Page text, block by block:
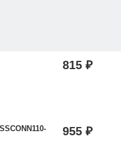
815 ₽
955 ₽